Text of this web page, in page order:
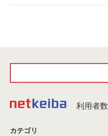
利用者数
カテゴリ